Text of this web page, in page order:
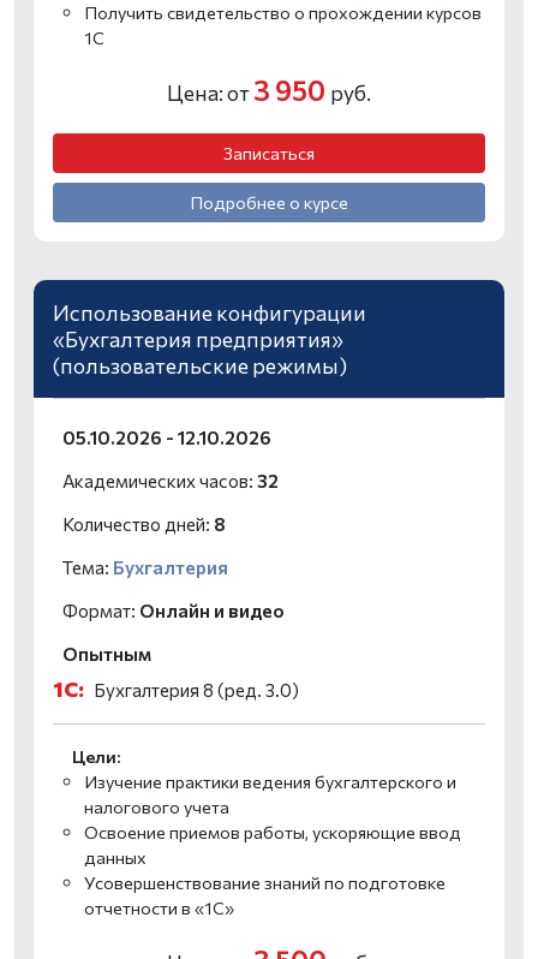
Получить свидетельство о прохождении курсов
1С
Цена: от3 950 руб.
Записаться
Подробнее о курсе
Использование конфигурации
«Бухгалтерия предприятия»
(пользовательские режимы)
05.10.2026 - 12.10.2026
Академических часов: 32
Количество дней: 8
Тема: Бухгалтерия
Формат: Онлайн и видео
Опытным
1С: Бухгалтерия 8 (ред. 3.0)
Цели:
Изучение практики ведения бухгалтерского и
налогового учета
Освоение приемов работы, ускоряющие ввод
данных
Усовершенствование знаний по подготовке
отчетности в «1С»